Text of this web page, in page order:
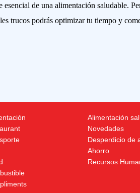
de una alimentación saludable.
trucos podrás optimizar tu tiempo y
Alimentación
Novedades
Desperdicio de
Ahorro
Recursos